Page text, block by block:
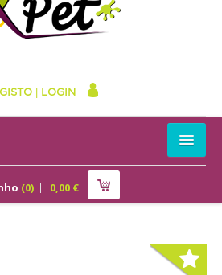
LOGIN
(0) 0,00€